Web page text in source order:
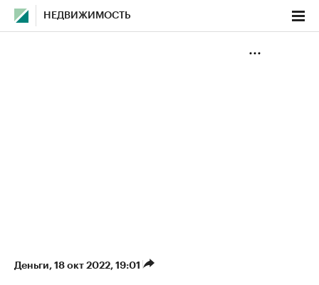
НЕДВИЖИМОСТЬ
Деньги⁠, 18 окт 2022, 19:01